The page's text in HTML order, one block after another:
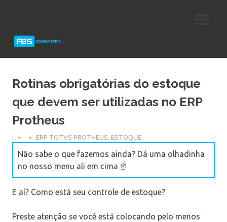
Protheus
Rotinas obrigatórias do estoque
que devem ser utilizadas no ERP
Protheus
ERP TOTVS PROTHEUS, ESTOQUE
Não sabe o que fazemos ainda? Dá uma olhadinha
no nosso menu ali em cima ☝️
E aí? Como está seu controle de estoque?
Preste atenção se você está colocando pelo menos